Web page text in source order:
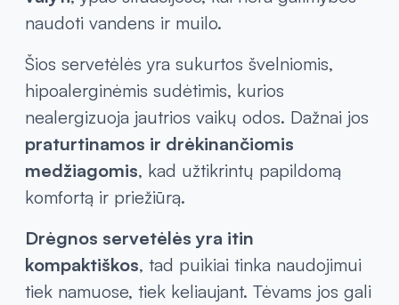
naudoti vandens ir muilo.
Šios servetėlės yra sukurtos švelniomis,
hipoalerginėmis sudėtimis, kurios
nealergizuoja jautrios vaikų odos. Dažnai jos
praturtinamos ir drėkinančiomis
medžiagomis, kad užtikrintų papildomą
komfortą ir priežiūrą.
Drėgnos servetėlės yra itin
kompaktiškos, tad puikiai tinka naudojimui
tiek namuose, tiek keliaujant. Tėvams jos gali